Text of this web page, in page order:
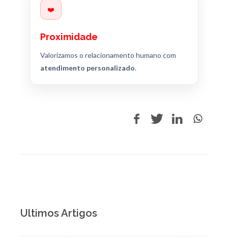
❤️
Proximidade
Valorizamos o relacionamento humano com
atendimento personalizado.
Ultimos Artigos